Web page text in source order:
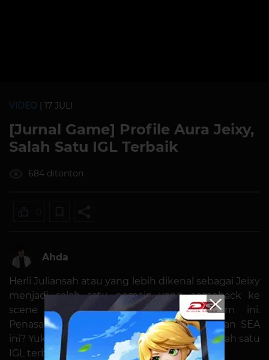
VIDEO | 17 JULI
[Jurnal Game] Profile Aura Jeixy,
Salah Satu IGL Terbaik
684 ditonton
Ahda
Herli Juliansah atau yang lebih dikenal sebagai Jeixy
menjadi salah satu pemain yang comeback ke
scene profesional PUBG Mobile musim ini.
Penasaran dengan salah satu IGL langganan SEA
ini? Yuk, kita kenalan dengan AURA Jeixy, salah satu
IGL terbaik di PUBG Mobile Indonesia!